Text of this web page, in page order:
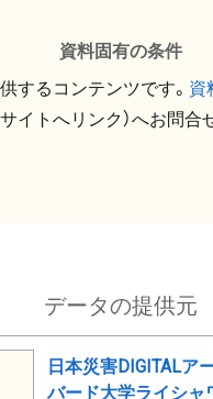
資料固有の条件
するコンテンツです。 資
サイトへリンク）へお問合
データの提供元
日本災害DIGITALア
バード大学ライシャ